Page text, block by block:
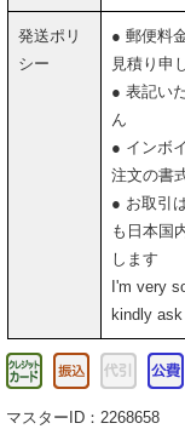
発送ポリ
シー
● 郵便料
見積り申
● 表記い
ん
● インボ
注文の書
● お取引
も日本国
します
I'm very
kindly ask
マスターID：2268658